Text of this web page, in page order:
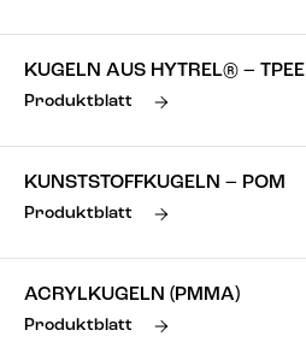
KUGELN AUS HYTREL® – TPEE
Produktblatt
KUNSTSTOFFKUGELN – POM
Produktblatt
ACRYLKUGELN (PMMA)
Produktblatt